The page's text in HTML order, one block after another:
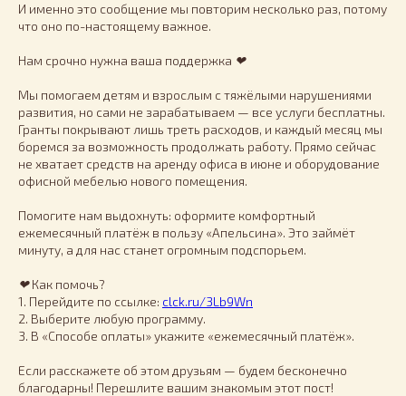
И именно это сообщение мы повторим несколько раз, потому
что оно по-настоящему важное.
Нам срочно нужна ваша поддержка ❤
Мы помогаем детям и взрослым с тяжёлыми нарушениями
развития, но сами не зарабатываем — все услуги бесплатны.
Гранты покрывают лишь треть расходов, и каждый месяц мы
боремся за возможность продолжать работу. Прямо сейчас
не хватает средств на аренду офиса в июне и оборудование
офисной мебелью нового помещения.
Помогите нам выдохнуть: оформите комфортный
ежемесячный платёж в пользу «Апельсина». Это займёт
минуту, а для нас станет огромным подспорьем.
❤Как помочь?
1. Перейдите по ссылке: clck.ru/3Lb9Wn
2. Выберите любую программу.
3. В «Способе оплаты» укажите «ежемесячный платёж».
Если расскажете об этом друзьям — будем бесконечно
благодарны! Перешлите вашим знакомым этот пост!